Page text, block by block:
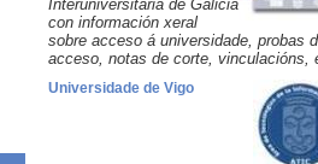
Interuniversitaria de Galicia
con información xeral
sobre acceso á universidade, probas
acceso, notas de corte, vinculacións,
Universidade de Vigo